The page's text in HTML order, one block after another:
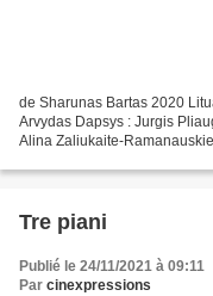
de Sharunas Bartas 2020
Arvydas Dapsys : Jurgis
Alina Zaliukaite-
Tre piani
Publié le 24/11/2021 à 09:11
Par cinexpressions